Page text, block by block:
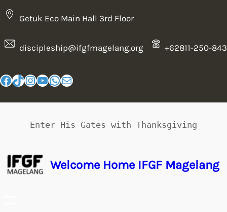
Getuk Eco Main Hall 3rd Floor
discipleship@ifgfmagelang.org +62811-250-843
Enter His Gates with Thanksgiving
Welcome Home IFGF Magelang